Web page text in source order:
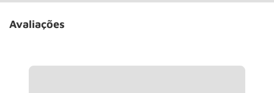
Avaliações